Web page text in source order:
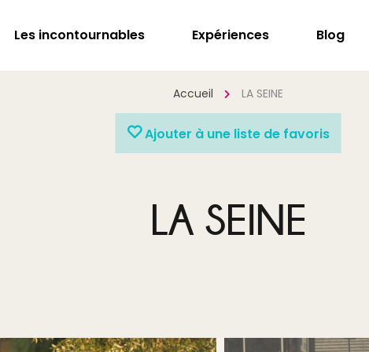
Les incontournables Expériences Blog
Accueil LA SEINE
Ajouter à une liste de favoris
LA SEINE